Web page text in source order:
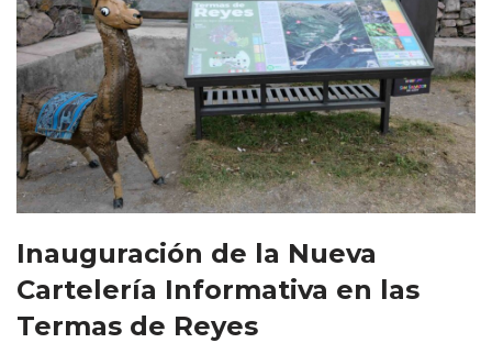
Inauguración de la Nueva
Cartelería Informativa en las
Termas de Reyes